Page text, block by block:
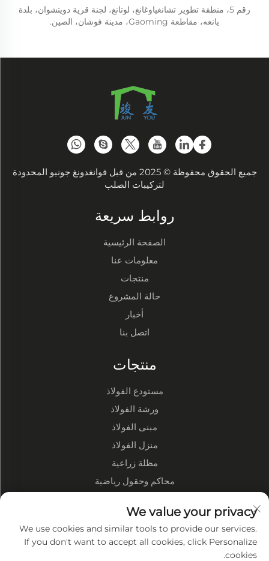
رقم 5، منطقة تطوير تشانغياوغانغ، لوتانغ، لجنة قرية دويتشوان، بلدة
يانغه، مقاطعة Gaoming، مدينة فوشان، الصين.
جميع الحقوق محفوظة © 2025 من قبل قوانغدونغ جونيو المحدودة
لتركيبات الصلب
روابط سريعة
الصفحة الرئيسية
معلومات عنا
منتجات
حالة المشروع
أخبار
اتصل بنا
منتجات
مستودع الفولاذ
ورشة الفولاذ
مبنى الفولاذ
منزل الفولاذ
مظلة زراعية
محاكم وحقول رياضية
نبذة عن الشركة
نبذة عن الشركة
We value your privacy
We use cookies and similar tools to provide our services.
If you don't want to accept all cookies, click Personalize
cookies.